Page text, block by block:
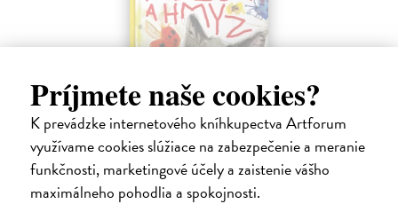
Príjmete naše cookies?
K prevádzke internetového kníhkupectva Artforum
využívame cookies slúžiace na zabezpečenie a meranie
funkčnosti, marketingové účely a zaistenie vášho
maximálneho pohodlia a spokojnosti.
Alica a hmyz
Dúbravský Andrej
| Kniha
Alica je zvedavá mačka, ktorá býva so zvedavým Andrejom. Obaja sú